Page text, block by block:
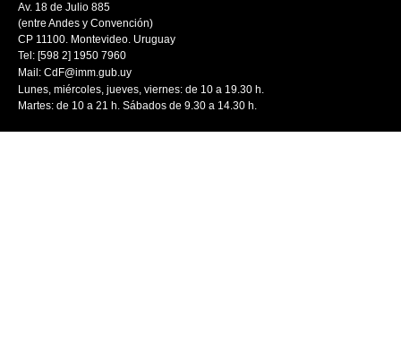
Av. 18 de Julio 885
(entre Andes y Convención)
CP 11100. Montevideo. Uruguay
Tel: [598 2] 1950 7960
Mail: CdF@imm.gub.uy
Lunes, miércoles, jueves, viernes: de 10 a 19.30 h.
Martes: de 10 a 21 h. Sábados de 9.30 a 14.30 h.